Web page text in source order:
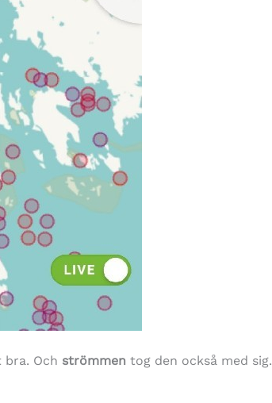
bra. Och strömmen tog den också med sig.